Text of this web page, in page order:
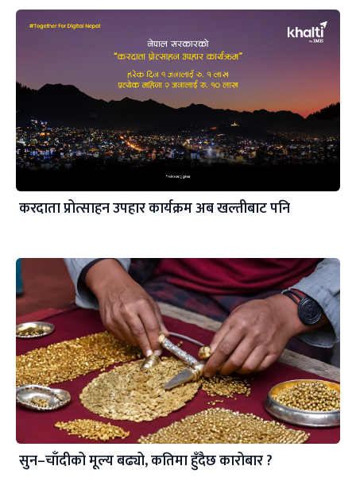
करदाता प्रोत्साहन उपहार कार्यक्रम अब खल्तीबाट पनि
सुन–चाँदीको मूल्य बढ्यो, कतिमा हुँदैछ कारोबार ?